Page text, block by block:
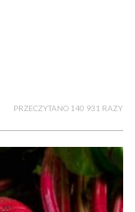
PRZECZYTANO 140 931 RAZY